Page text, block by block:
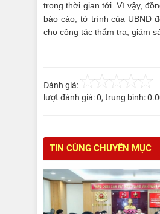
trong thời gian tới. Vì vậy,
báo cáo, tờ trình của UBND
cho công tác thẩm tra, giám
Đánh giá:
lượt đánh giá:0, trung bình:
TIN CÙNG CHUYÊN MỤC